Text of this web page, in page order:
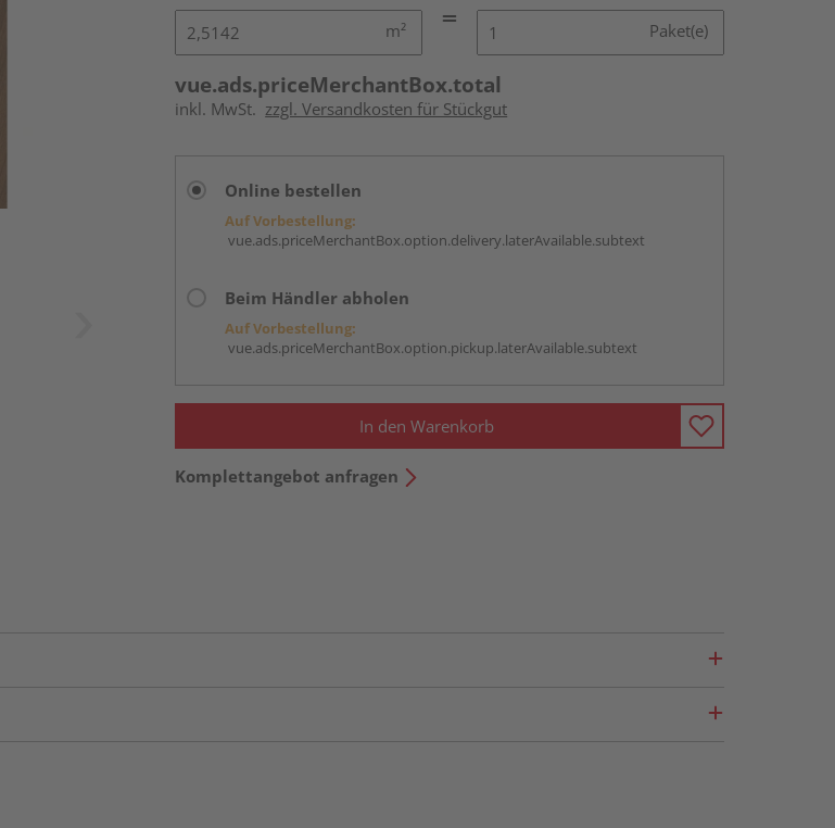
m² Paket(e)
vue.ads.priceMerchantBox.total
inkl. MwSt. zzgl. Versandkosten für Stückgut
Online bestellen
Auf Vorbestellung:
vue.ads.priceMerchantBox.option.delivery.laterAvailable.subtext
Beim Händler abholen
Auf Vorbestellung:
vue.ads.priceMerchantBox.option.pickup.laterAvailable.subtext
In den Warenkorb
Komplettangebot anfragen